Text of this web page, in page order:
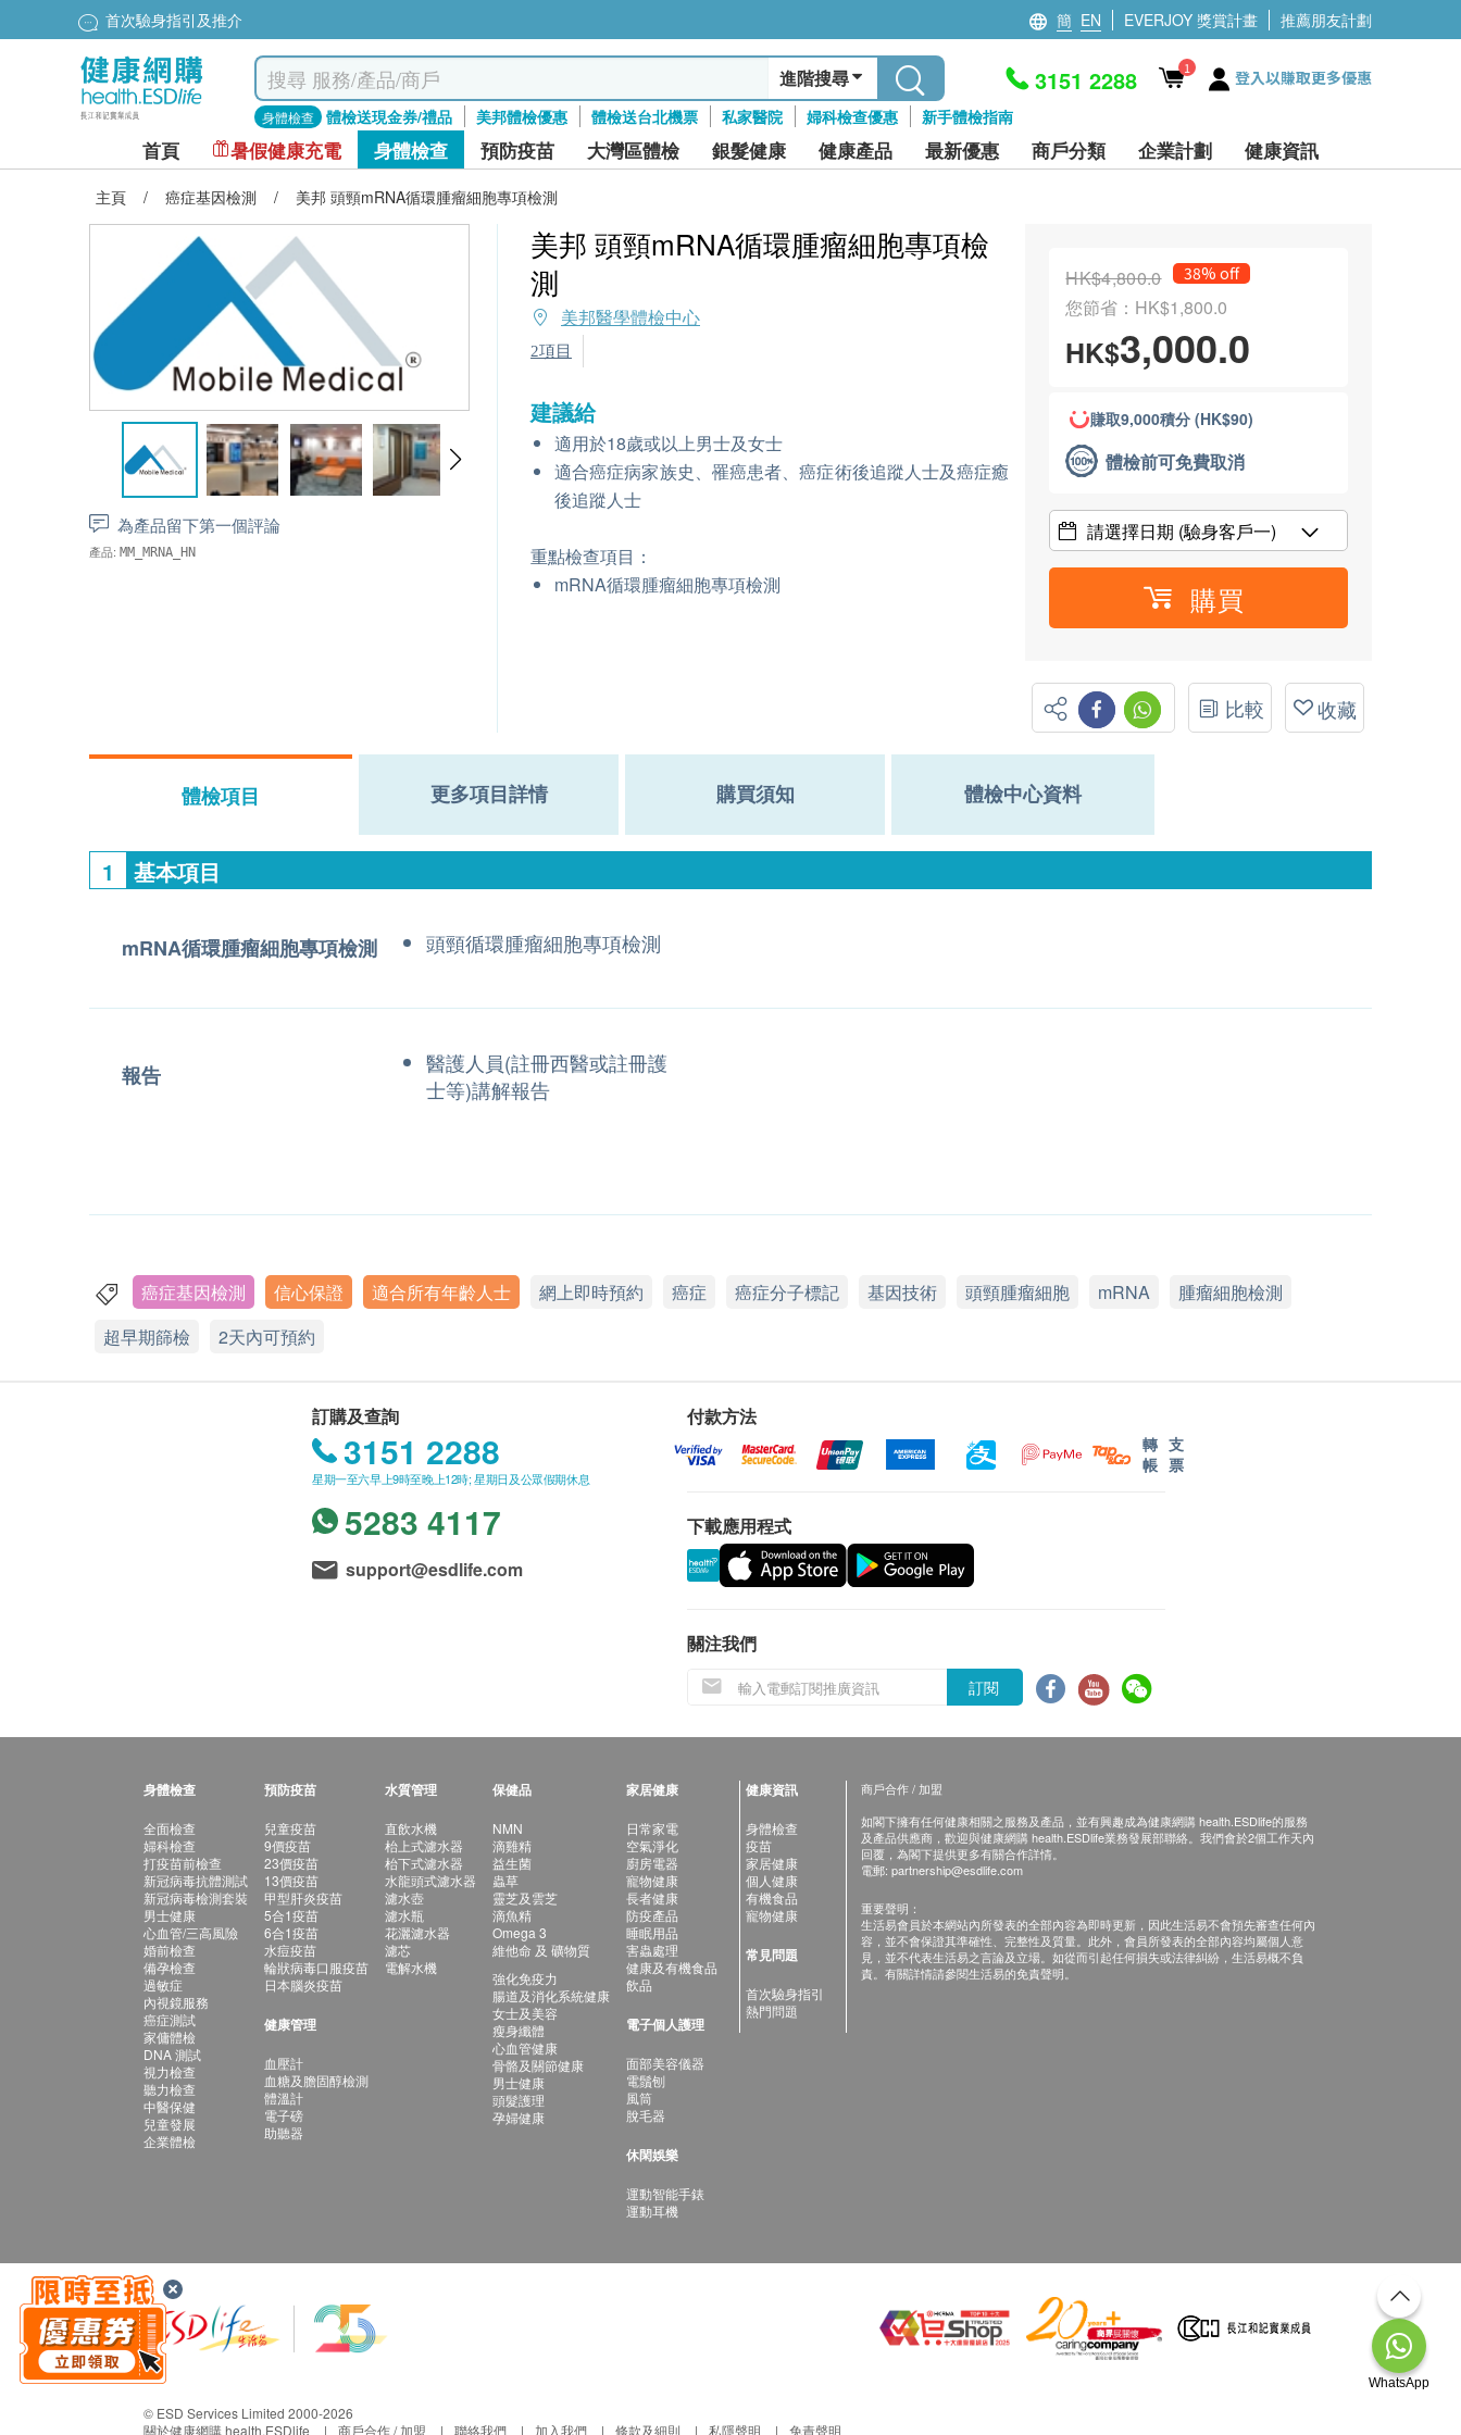
首次驗身指引及推介 簡 EN EVERJOY 獎賞計畫 推薦朋友計劃
進階搜尋
身體檢查 體檢送現金券/禮品 美邦體檢優惠 體檢送台北機票 私家醫院 婦科檢查優惠 新手體檢指南
3151 2288 1 登入以賺取更多優惠
首頁 暑假健康充電 身體檢查 預防疫苗 大灣區體檢 銀髮健康 健康產品 最新優惠 商戶分類 企業計劃 健康資訊
主頁 / 癌症基因檢測 / 美邦 頭頸mRNA循環腫瘤細胞專項檢測
為產品留下第一個評論
產品: MM_MRNA_HN
美邦 頭頸mRNA循環腫瘤細胞專項檢
測
美邦醫學體檢中心
2項目
建議給
適用於18歲或以上男士及女士
適合癌症病家族史、罹癌患者、癌症術後追蹤人士及癌症癒
後追蹤人士
重點檢查項目：
mRNA循環腫瘤細胞專項檢測
HK$4,800.0 38% off
您節省：HK$1,800.0
HK$3,000.0
賺取9,000積分 (HK$90)
體檢前可免費取消
請選擇日期 (驗身客戶一)
購買
比較 收藏
體檢項目 更多項目詳情 購買須知 體檢中心資料
1 基本項目
mRNA循環腫瘤細胞專項檢測 頭頸循環腫瘤細胞專項檢測
報告
醫護人員(註冊西醫或註冊護
士等)講解報告
癌症基因檢測 信心保證 適合所有年齡人士 網上即時預約 癌症 癌症分子標記 基因技術 頭頸腫瘤細胞 mRNA
腫瘤細胞檢測
超早期篩檢
2天內可預約
訂購及查詢
3151 2288
星期一至六早上9時至晚上12時; 星期日及公眾假期休息
5283 4117
support@esdlife.com
付款方法
轉
帳
支
票
下載應用程式
關注我們
訂閱
身體檢查
全面檢查
婦科檢查
打疫苗前檢查
新冠病毒抗體測試
新冠病毒檢測套裝
男士健康
心血管/三高風險
婚前檢查
備孕檢查
過敏症
內視鏡服務
癌症測試
家傭體檢
DNA 測試
視力檢查
聽力檢查
中醫保健
兒童發展
企業體檢
預防疫苗
兒童疫苗
9價疫苗
23價疫苗
13價疫苗
甲型肝炎疫苗
5合1疫苗
6合1疫苗
水痘疫苗
輪狀病毒口服疫苗
日本腦炎疫苗
健康管理
血壓計
血糖及膽固醇檢測
體溫計
電子磅
助聽器
水質管理
直飲水機
枱上式濾水器
枱下式濾水器
水龍頭式濾水器
濾水壺
濾水瓶
花灑濾水器
濾芯
電解水機
保健品
NMN
滴雞精
益生菌
蟲草
靈芝及雲芝
滴魚精
Omega 3
維他命 及 礦物質
強化免疫力
腸道及消化系統健康
女士及美容
瘦身纖體
心血管健康
骨骼及關節健康
男士健康
頭髮護理
孕婦健康
家居健康
日常家電
空氣淨化
廚房電器
寵物健康
長者健康
防疫產品
睡眠用品
害蟲處理
健康及有機食品
飲品
電子個人護理
面部美容儀器
電鬚刨
風筒
脫毛器
休閑娛樂
運動智能手錶
運動耳機
健康資訊
身體檢查
疫苗
家居健康
個人健康
有機食品
寵物健康
常見問題
首次驗身指引
熱門問題
商戶合作 / 加盟
如閣下擁有任何健康相關之服務及產品，並有興趣成為健康網購 health.ESDlife的服務
及產品供應商，歡迎與健康網購 health.ESDlife業務發展部聯絡。我們會於2個工作天內
回覆，為閣下提供更多有關合作詳情。
電郵: partnership@esdlife.com
重要聲明：
生活易會員於本網站內所發表的全部內容為即時更新，因此生活易不會預先審查任何內
容，並不會保證其準確性、完整性及質量。此外，會員所發表的全部內容均屬個人意
見，並不代表生活易之言論及立場。如從而引起任何損失或法律糾紛，生活易概不負
責。有關詳情請參閱生活易的免責聲明。
© ESD Services Limited 2000-2026
關於健康網購 health.ESDlife
商戶合作 / 加盟 聯絡我們 加入我們 條款及細則 私隱聲明 免責聲明
WhatsApp